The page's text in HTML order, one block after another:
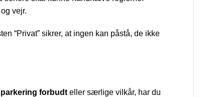
vejr.
“Privat” sikrer, at ingen kan påstå, de ikke
parkering forbudt eller særlige vilkår, har du